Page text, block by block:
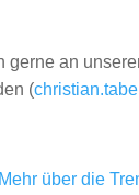
gerne an
(
Mehr über die